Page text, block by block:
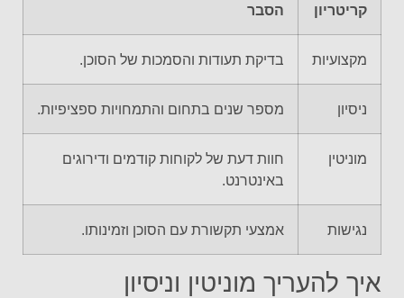
קריטריון הסבר
מקצועיות בדיקת תעודות והסמכות של הסוכן.
ניסיון מספר שנים בתחום והתמחויות ספציפיות.
מוניטין
חוות דעת של לקוחות קודמים ודירוגים
באינטרנט.
נגישות אמצעי תקשורת עם הסוכן וזמינותו.
איך להעריך מוניטין וניסיון